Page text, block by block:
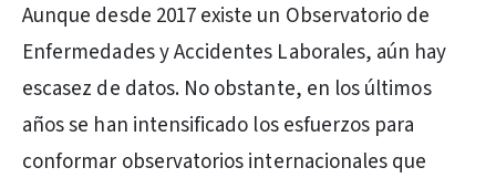
Aunque desde 2017 existe un Observatorio de
Enfermedades y Accidentes Laborales, aún hay
escasez de datos. No obstante, en los últimos
años se han intensificado los esfuerzos para
conformar observatorios internacionales que